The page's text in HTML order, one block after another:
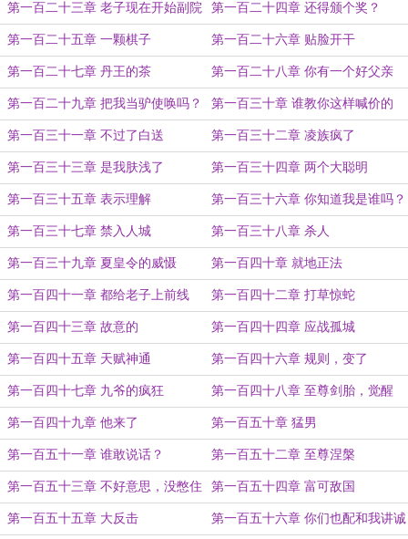
第一百二十三章 老子现在开始副院
长
第一百二十四章 还得颁个奖？
第一百二十五章 一颗棋子 第一百二十六章 贴脸开干
第一百二十七章 丹王的茶 第一百二十八章 你有一个好父亲
第一百二十九章 把我当驴使唤吗？ 第一百三十章 谁教你这样喊价的
第一百三十一章 不过了白送 第一百三十二章 凌族疯了
第一百三十三章 是我肤浅了 第一百三十四章 两个大聪明
第一百三十五章 表示理解 第一百三十六章 你知道我是谁吗？
第一百三十七章 禁入人城 第一百三十八章 杀人
第一百三十九章 夏皇令的威慑 第一百四十章 就地正法
第一百四十一章 都给老子上前线 第一百四十二章 打草惊蛇
第一百四十三章 故意的 第一百四十四章 应战孤城
第一百四十五章 天赋神通 第一百四十六章 规则，变了
第一百四十七章 九爷的疯狂 第一百四十八章 至尊剑胎，觉醒
第一百四十九章 他来了 第一百五十章 猛男
第一百五十一章 谁敢说话？ 第一百五十二章 至尊涅槃
第一百五十三章 不好意思，没憋住 第一百五十四章 富可敌国
第一百五十五章 大反击 第一百五十六章 你们也配和我讲诚